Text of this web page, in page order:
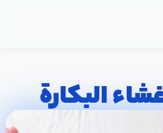
البكارة